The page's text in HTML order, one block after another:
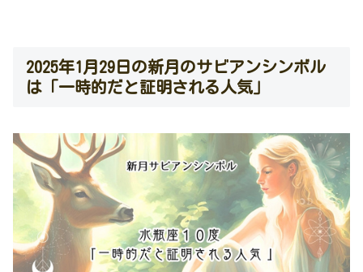
2025年1月29日の新月のサビアンシンボル
は「一時的だと証明される人気」